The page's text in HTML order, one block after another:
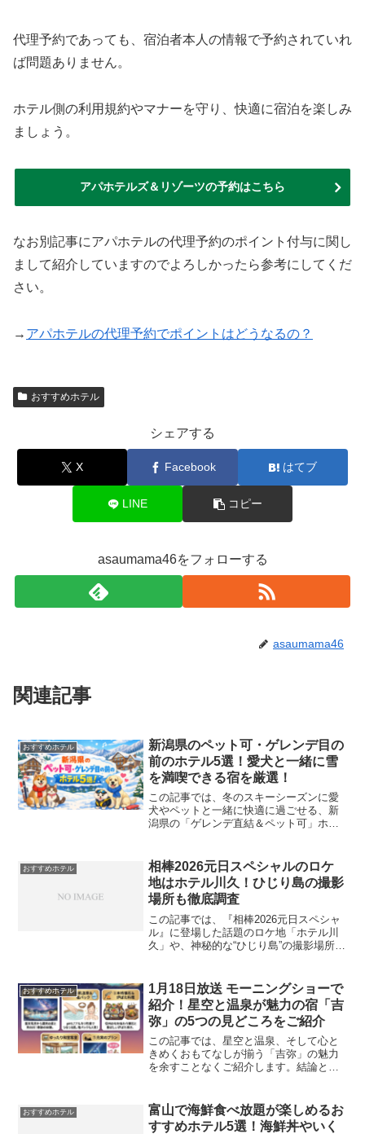
代理予約であっても、宿泊者本人の情報で予約されていれ
ば問題ありません。
ホテル側の利用規約やマナーを守り、快適に宿泊を楽しみ
ましょう。
アパホテルズ＆リゾーツの予約はこちら
なお別記事にアパホテルの代理予約のポイント付与に関し
まして紹介していますのでよろしかったら参考にしてくだ
さい。
→ アパホテルの代理予約でポイントはどうなるの？
おすすめホテル
シェアする
X Facebook はてブ
LINE コピー
asaumama46をフォローする
asaumama46
関連記事
おすすめホテル
新潟県のペット可・ゲレンデ目の
前のホテル5選！愛犬と一緒に雪
を満喫できる宿を厳選！
この記事では、冬のスキーシーズンに愛
犬やペットと一緒に快適に過ごせる、新
潟県の「ゲレンデ直結＆ペット可」ホテ
リアを中心に、温泉やペット用設備、サ
ービスが充実した宿をピ...
おすすめホテル
相棒2026元日スペシャルのロケ
地はホテル川久！ひじり島の撮影
場所も徹底調査
この記事では、『相棒2026元日スペシャ
ル』に登場した話題のロケ地「ホテル川
久」や、神秘的な“ひじり島”の撮影場所を
のような存在感で、ドラマの舞台として
だけでなく、宿泊そ...
おすすめホテル
1月18日放送 モーニングショーで
紹介！星空と温泉が魅力の宿「吉
弥」の5つの見どころをご紹介
この記事では、星空と温泉、そして心と
きめくおもてなしが揃う「吉弥」の魅力
を余すことなくご紹介します。結論とし
ティ充実のプランや、星空ナイトツアー
など、写真映えとリラック...
おすすめホテル
富山で海鮮食べ放題が楽しめるお
すすめホテル5選！海鮮丼やいく